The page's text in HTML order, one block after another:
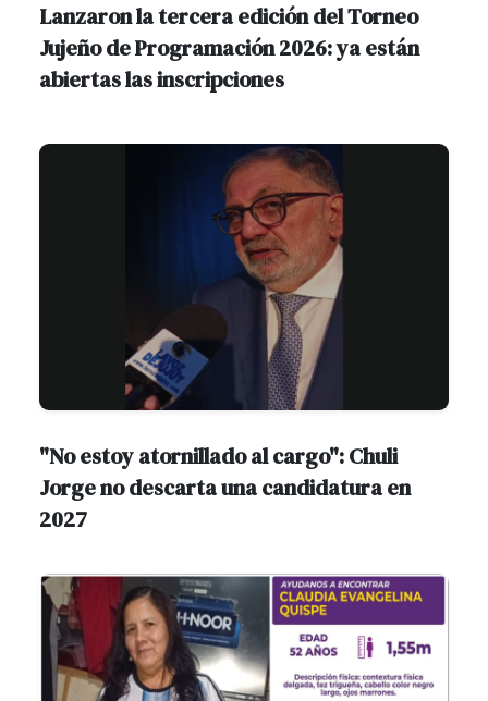
Lanzaron la tercera edición del Torneo
Jujeño de Programación 2026: ya están
abiertas las inscripciones
"No estoy atornillado al cargo": Chuli
Jorge no descarta una candidatura en
2027